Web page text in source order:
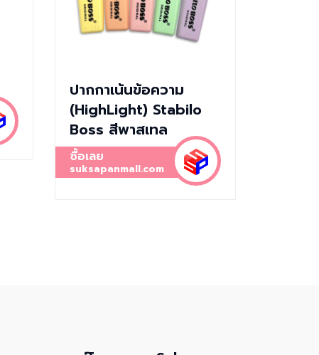
ปากกาเน้นข้อความ
(HighLight) Stabilo
Boss สีพาสเทล
ซื้อเลย
suksapanmall.com